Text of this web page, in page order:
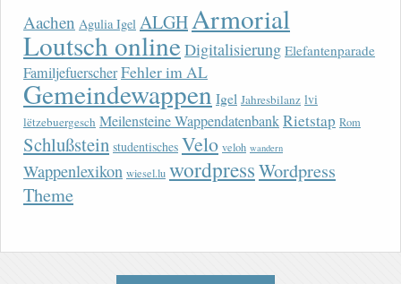
Aachen Agulia Igel ALGHArmorial
Loutsch onlineDigitalisierung Elefantenparade
FamiljefuerscherFehler im AL
Gemeindewappen Igel Jahresbilanz lvi
lëtzebuergesch Meilensteine WappendatenbankRietstap Rom
Schlußstein studentisches Velo veloh wandern
Wappenlexikon wiesel.lu wordpressWordpress
Theme